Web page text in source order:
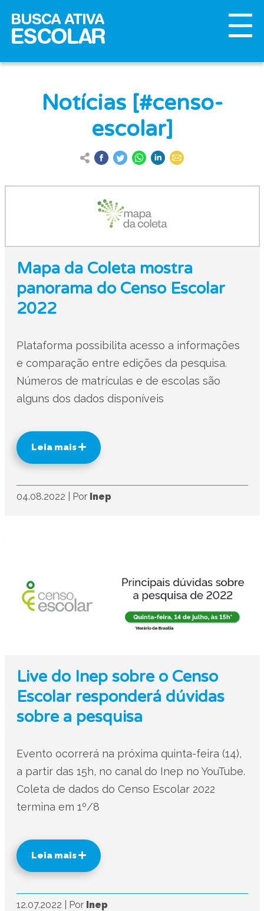
Notícias [#censo-
escolar]
Mapa da Coleta mostra
panorama do Censo Escolar
2022
Plataforma possibilita acesso a informações
e comparação entre edições da pesquisa.
Números de matrículas e de escolas são
alguns dos dados disponíveis
Leia mais
04.08.2022 Por Inep
Live do Inep sobre o Censo
Escolar responderá dúvidas
sobre a pesquisa
Evento ocorrerá na próxima quinta-feira (14),
a partir das 15h, no canal do Inep no YouTube.
Coleta de dados do Censo Escolar 2022
termina em 1º/8
Leia mais
12.07.2022 Por Inep